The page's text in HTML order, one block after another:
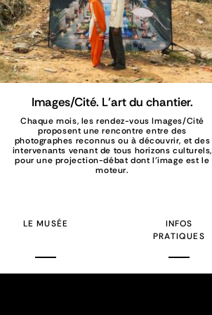
Images/Cité. L'art du chantier.
Chaque mois, les rendez-vous Images/Cité
proposent une rencontre entre des
photographes reconnus ou à découvrir, et des
intervenants venant de tous horizons culturels,
pour une projection-débat dont l’image est le
moteur.
LE MUSÉE
INFOS
PRATIQUES